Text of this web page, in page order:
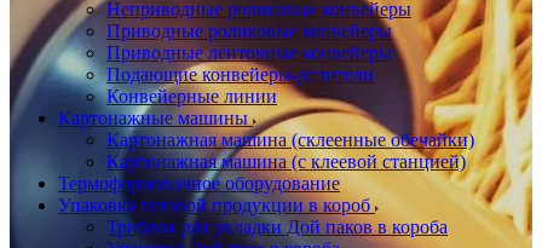
Неприводные роликовые конвейеры
Приводные роликовые конвейеры
Приводные ленточные конвейеры
Подающие конвейеры-делители
Конвейерные линии
Картонажные машины
Картонажная машина (склеенные обечайки)
Картонажная машина (с клеевой станцией)
Термоформовочное оборудование
Упаковка готовой продукции в короб
Триблок для укладки Дой паков в короба